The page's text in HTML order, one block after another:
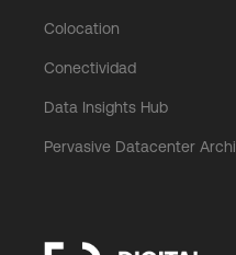
Colocation
Conectividad
Data Insights Hub
Pervasive Datacenter